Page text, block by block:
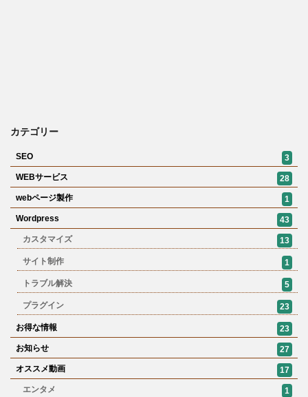
カテゴリー
SEO
3
WEBサービス
28
webページ製作
1
Wordpress
43
カスタマイズ
13
サイト制作 1
トラブル解決 5
プラグイン 23
お得な情報
23
お知らせ
27
オススメ動画
17
エンタメ
1